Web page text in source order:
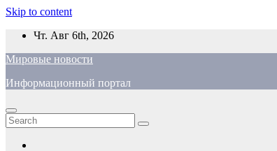
Skip to content
Чт. Авг 6th, 2026
Мировые новости
Информационный портал